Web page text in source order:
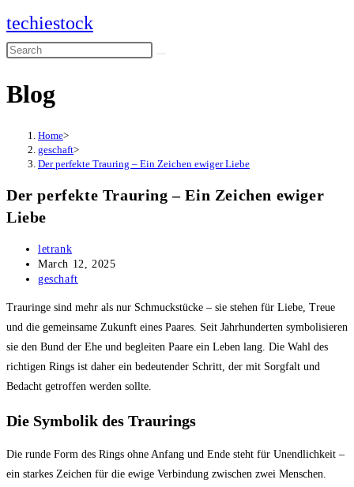
Skip
to
content
techiestock
Search
website
Blog
Home>
geschaft>
Der perfekte Trauring – Ein Zeichen ewiger Liebe
Der perfekte Trauring – Ein Zeichen ewiger
Liebe
Post
author:
letrank
Post
published:
March 12, 2025
Post
geschaft
Trauringe sind mehr als nur Schmuckstücke – sie stehen für Liebe, Treue
und die gemeinsame Zukunft eines Paares. Seit Jahrhunderten symbolisieren
sie den Bund der Ehe und begleiten Paare ein Leben lang. Die Wahl des
richtigen Rings ist daher ein bedeutender Schritt, der mit Sorgfalt und
Bedacht getroffen werden sollte.
Die Symbolik des Traurings
Die runde Form des Rings ohne Anfang und Ende steht für Unendlichkeit –
ein starkes Zeichen für die ewige Verbindung zwischen zwei Menschen.